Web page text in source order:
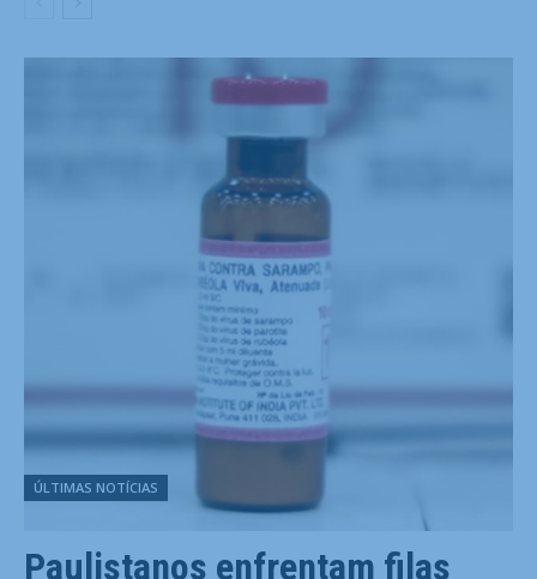
ÚLTIMAS NOTÍCIAS
Paulistanos enfrentam filas